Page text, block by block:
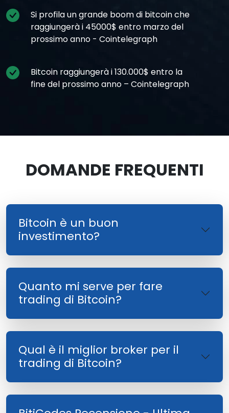
Si profila un grande boom di bitcoin che
raggiungerà i 45000$ entro marzo del
prossimo anno - Cointelegraph
Bitcoin raggiungerà i 130.000$ entro la
fine del prossimo anno – Cointelegraph
DOMANDE FREQUENTI
Bitcoin è un buon
investimento?
Quanto mi serve per fare
trading di Bitcoin?
Qual è il miglior broker per il
trading di Bitcoin?